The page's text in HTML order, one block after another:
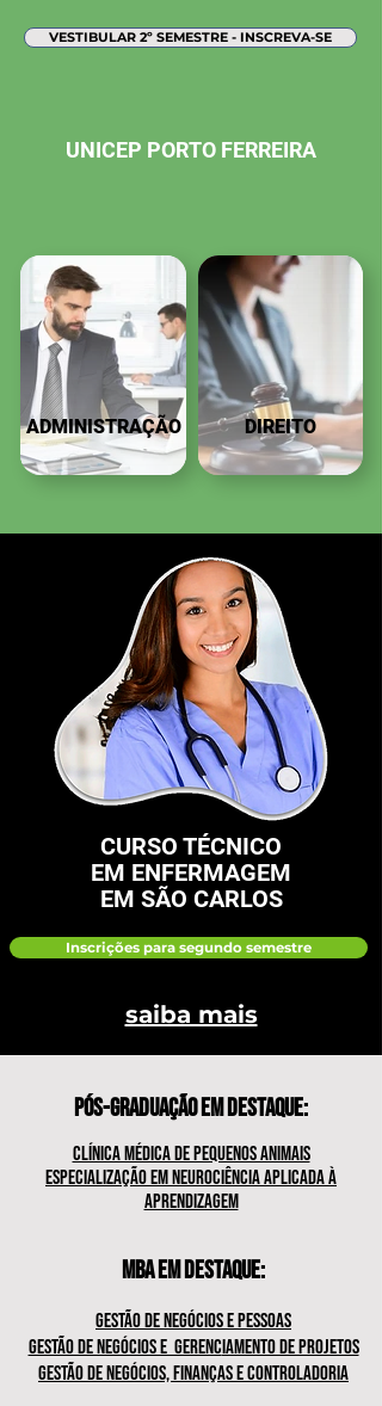
VESTIBULAR 2º SEMESTRE - INSCREVA-SE
UNICEP PORTO FERREIRA
ADMINISTRAÇÃO DIREITO
CURSO TÉCNICO
EM ENFERMAGEM
EM SÃO CARLOS
Inscrições para segundo semestre
saiba mais
PÓS-GRADUAÇÃOEM DESTAQUE:
CLÍNICA MÉDICA DE PEQUENOS ANIMAIS
ESPECIALIZAÇÃO EM NEUROCIÊNCIA APLICADA À
APRENDIZAGEM
MBAEM DESTAQUE:
GESTÃO DE NEGÓCIOS E PESSOAS
GESTÃO DE NEGÓCIOS E GERENCIAMENTO DE PROJETOS
GESTÃO DE NEGÓCIOS, FINANÇAS E CONTROLADORIA